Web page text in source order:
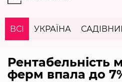
ВСІ УКРАЇНА
Рентабельність
ферм впала до